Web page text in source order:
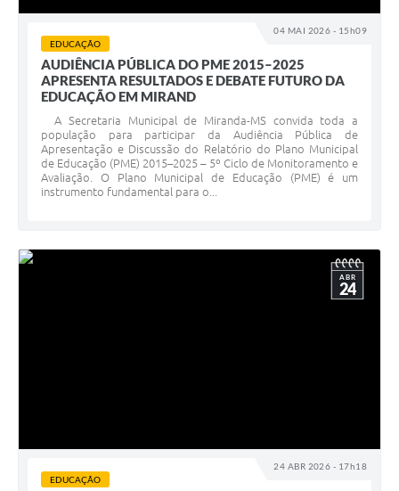
04 MAI 2026 - 15h09
EDUCAÇÃO
AUDIÊNCIA PÚBLICA DO PME 2015–2025
APRESENTA RESULTADOS E DEBATE FUTURO DA
EDUCAÇÃO EM MIRAND
A Secretaria Municipal de Miranda-MS convida toda a
população para participar da Audiência Pública de
Apresentação e Discussão do Relatório do Plano Municipal
de Educação (PME) 2015–2025 – 5º Ciclo de Monitoramento e
Avaliação. O Plano Municipal de Educação (PME) é um
instrumento fundamental para o...
24 ABR 2026 - 17h18
ABR
24
EDUCAÇÃO